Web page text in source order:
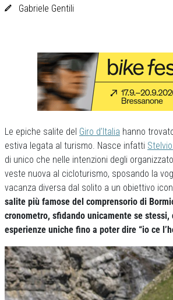
Gabriele Gentili
Le epiche salite del Giro d’Italia hanno
estiva legata al turismo. Nasce infatti
di unico che nelle intenzioni degli
veste nuova al cicloturismo, sposando la
vacanza diversa dal solito a un obiettivo
salite più famose del comprensorio di
cronometro, sfidando unicamente se stessi,
esperienze uniche fino a poter dire “io ce